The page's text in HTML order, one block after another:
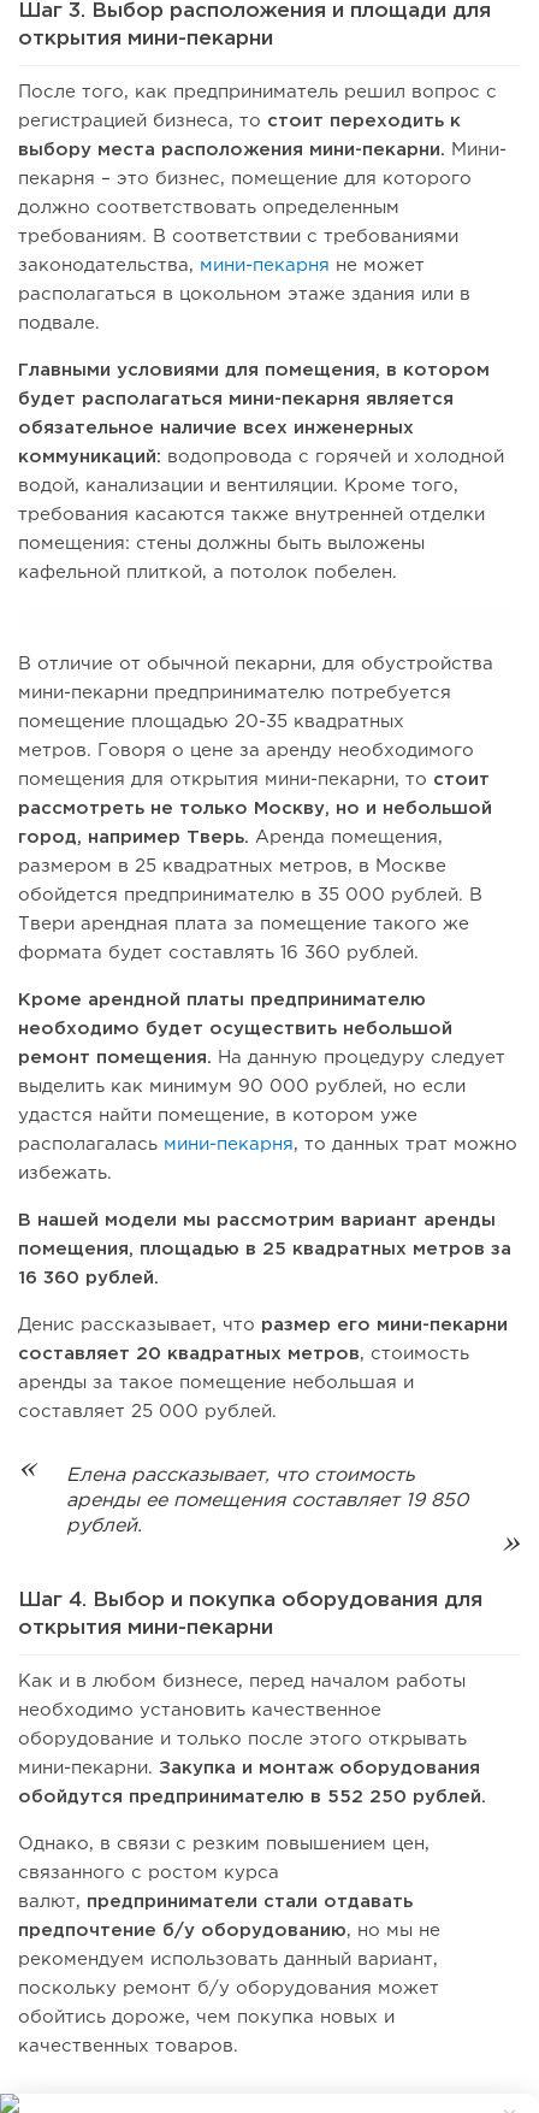
Шаг 3. Выбор расположения и площади для
открытия мини-пекарни
После того, как предприниматель решил вопрос с
регистрацией бизнеса, то стоит переходить к
выбору места расположения мини-пекарни.
Мини-
пекарня – это бизнес, помещение для которого
должно соответствовать определенным
требованиям. В соответствии с требованиями
законодательства, мини-пекарня не может
располагаться в цокольном этаже здания или в
подвале.
Главными условиями для помещения, в котором
будет располагаться мини-пекарня является
обязательное наличие всех инженерных
коммуникаций: водопровода с горячей и холодной
водой, канализации и вентиляции. Кроме того,
требования касаются также внутренней отделки
помещения: стены должны быть выложены
кафельной плиткой, а потолок побелен.
В отличие от обычной пекарни, для обустройства
мини-пекарни предпринимателю потребуется
помещение площадью 20-35 квадратных
метров. Говоря о цене за аренду необходимого
помещения для открытия мини-пекарни, то стоит
рассмотреть не только Москву, но и небольшой
город, например Тверь. Аренда помещения,
размером в 25 квадратных метров, в Москве
обойдется предпринимателю в 35 000 рублей. В
Твери арендная плата за помещение такого же
формата будет составлять 16 360 рублей.
Кроме арендной платы предпринимателю
необходимо будет осуществить небольшой
ремонт помещения.
На данную процедуру следует
выделить как минимум 90 000 рублей, но если
удастся найти помещение, в котором уже
располагалась мини-пекарня, то данных трат можно
избежать.
В нашей модели мы рассмотрим вариант аренды
помещения, площадью в 25 квадратных метров за
16 360 рублей.
Денис рассказывает, что размер его мини-пекарни
составляет 20 квадратных метров, стоимость
аренды за такое помещение небольшая и
составляет 25 000 рублей.
Елена рассказывает, что стоимость
аренды ее помещения составляет 19 850
рублей.
Шаг 4. Выбор и покупка оборудования для
открытия мини-пекарни
Как и в любом бизнесе, перед началом работы
необходимо установить качественное
оборудование и только после этого открывать
мини-пекарни. Закупка и монтаж оборудования
обойдутся предпринимателю в 552 250 рублей.
Однако, в связи с резким повышением цен,
связанного с ростом курса
валют, предприниматели стали отдавать
предпочтение б/у оборудованию, но мы не
рекомендуем использовать данный вариант,
поскольку ремонт б/у оборудования может
обойтись дороже, чем покупка новых и
качественных товаров.